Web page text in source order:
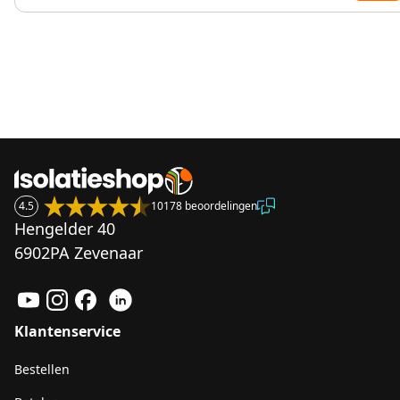
4.5 10178 beoordelingen
Hengelder 40
6902PA Zevenaar
Klantenservice
Bestellen